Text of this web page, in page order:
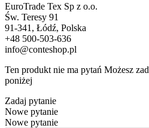
EuroTrade Tex Sp z o.o.
Św. Teresy 91
91-341, Łódź, Polska
+48 500-503-636
info@conteshop.pl
Ten produkt nie ma pytań Możesz
poniżej
Zadaj pytanie
Nowe pytanie
Nowe pytanie